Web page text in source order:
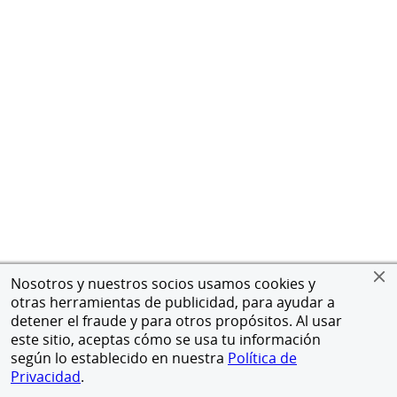
Nosotros y nuestros socios usamos cookies y
otras herramientas de publicidad, para ayudar a
detener el fraude y para otros propósitos. Al usar
este sitio, aceptas cómo se usa tu información
según lo establecido en nuestra Política de
Privacidad.